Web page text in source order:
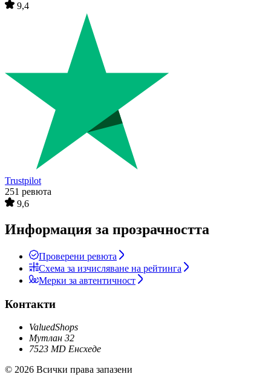
9,4
Trustpilot
251 ревюта
9,6
Информация за прозрачността
Проверени ревюта
Схема за изчисляване на рейтинга
Мерки за автентичност
Контакти
ValuedShops
Мутлан 32
7523 MD Енсхеде
© 2026 Всички права запазени